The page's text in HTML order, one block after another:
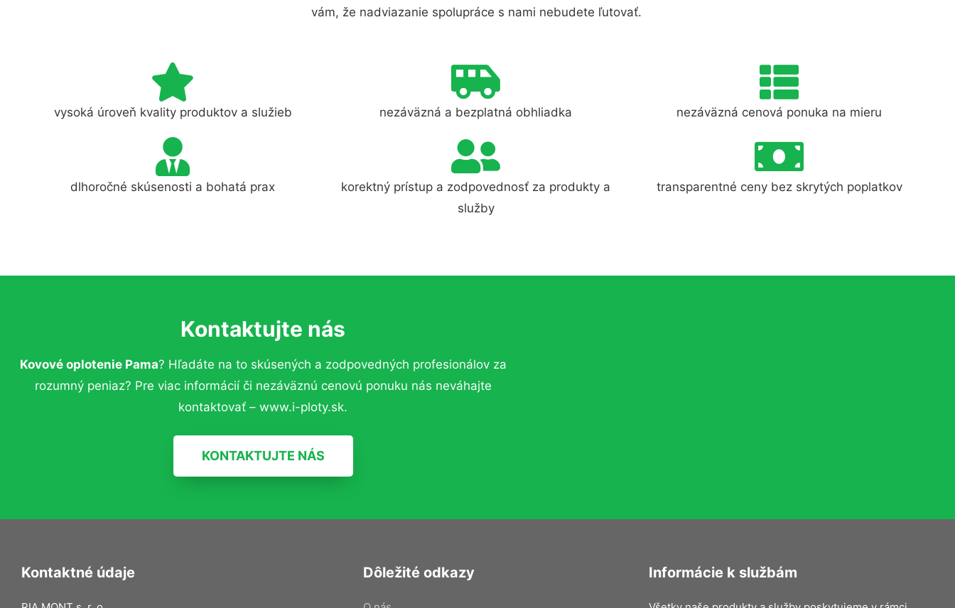
vám, že nadviazanie spolupráce s nami nebudete ľutovať.
vysoká úroveň kvality produktov a služieb nezáväzná a bezplatná obhliadka nezáväzná cenová ponuka na mieru
dlhoročné skúsenosti a bohatá prax
korektný prístup a zodpovednosť za produkty a
služby
transparentné ceny bez skrytých poplatkov
Kontaktujte nás
Kovové oplotenie Pama? Hľadáte na to skúsených a zodpovedných profesionálov za
rozumný peniaz? Pre viac informácií či nezáväznú cenovú ponuku nás neváhajte
kontaktovať – www.i-ploty.sk.
KONTAKTUJTE NÁS
Kontaktné údaje Dôležité odkazy Informácie k službám